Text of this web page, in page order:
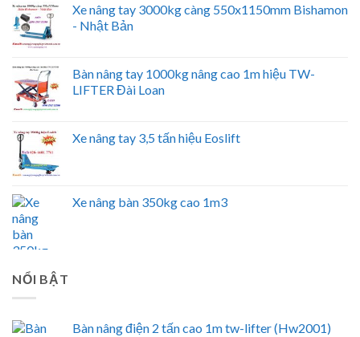
Xe nâng tay 3000kg càng 550x1150mm Bishamon
- Nhật Bản
Bàn nâng tay 1000kg nâng cao 1m hiệu TW-
LIFTER Đài Loan
Xe nâng tay 3,5 tấn hiệu Eoslift
Xe nâng bàn 350kg cao 1m3
NỔI BẬT
Bàn nâng điện 2 tấn cao 1m tw-lifter (Hw2001)